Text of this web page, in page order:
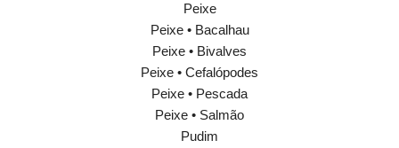
Peixe
Peixe • Bacalhau
Peixe • Bivalves
Peixe • Cefalópodes
Peixe • Pescada
Peixe • Salmão
Pudim